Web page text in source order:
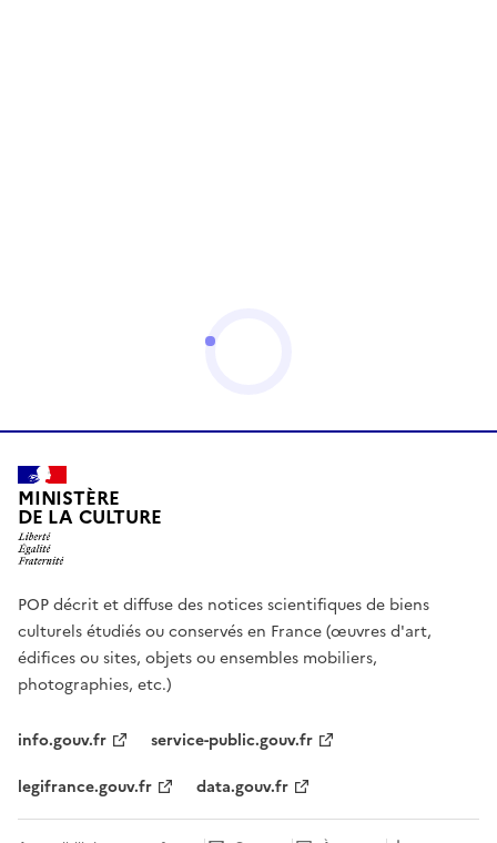
MINISTÈRE
DE LA CULTURE
POP décrit et diffuse des notices scientifiques de biens
culturels étudiés ou conservés en France (œuvres d'art,
édifices ou sites, objets ou ensembles mobiliers,
photographies, etc.)
info.gouv.fr
service-public.gouv.fr
legifrance.gouv.fr
data.gouv.fr